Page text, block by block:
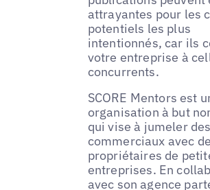
attrayantes pour les
potentiels les plus
intentionnés, car ils
votre entreprise à
concurrents.
SCORE Mentors est
organisation à but
qui vise à jumeler
commerciaux avec
propriétaires de
entreprises. En
avec son agence